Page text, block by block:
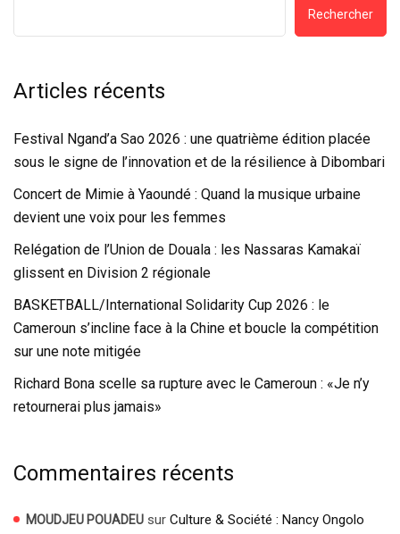
Rechercher
Articles récents
Festival Ngand’a Sao 2026 : une quatrième édition placée
sous le signe de l’innovation et de la résilience à Dibombari
Concert de Mimie à Yaoundé : Quand la musique urbaine
devient une voix pour les femmes
Relégation de l’Union de Douala : les Nassaras Kamakaï
glissent en Division 2 régionale
BASKETBALL/International Solidarity Cup 2026 : le
Cameroun s’incline face à la Chine et boucle la compétition
sur une note mitigée
Richard Bona scelle sa rupture avec le Cameroun : «Je n’y
retournerai plus jamais»
Commentaires récents
MOUDJEU POUADEU sur Culture & Société : Nancy Ongolo